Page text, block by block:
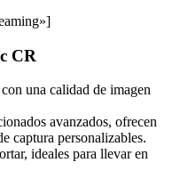
CR
una calidad de imagen
avanzados, ofrecen
captura personalizables.
ideales para llevar en